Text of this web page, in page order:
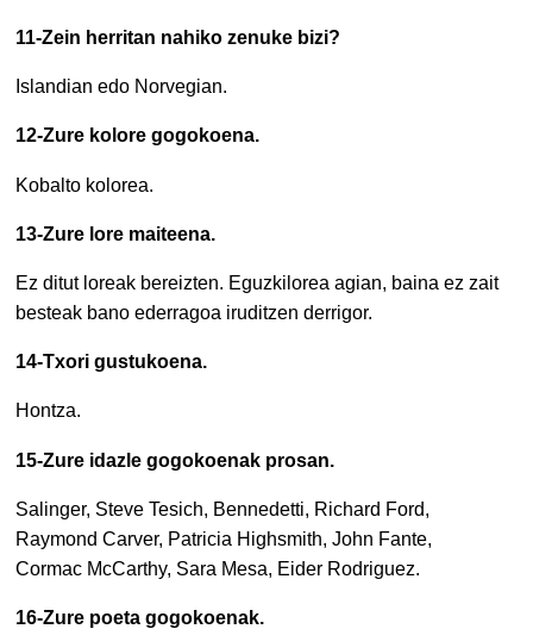
11-Zein herritan nahiko zenuke bizi?
Islandian edo Norvegian.
12-Zure kolore gogokoena.
Kobalto kolorea.
13-Zure lore maiteena.
Ez ditut loreak bereizten. Eguzkilorea agian, baina ez zait
besteak bano ederragoa iruditzen derrigor.
14-Txori gustukoena.
Hontza.
15-Zure idazle gogokoenak prosan.
Salinger, Steve Tesich, Bennedetti, Richard Ford,
Raymond Carver, Patricia Highsmith, John Fante,
Cormac McCarthy, Sara Mesa, Eider Rodriguez.
16-Zure poeta gogokoenak.